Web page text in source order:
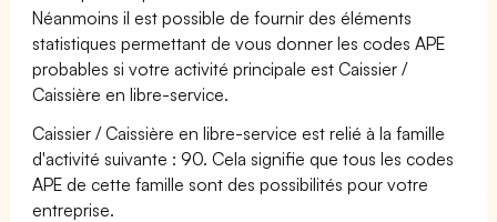
Néanmoins il est possible de fournir des éléments
statistiques permettant de vous donner les codes APE
probables si votre activité principale est Caissier /
Caissière en libre-service.
Caissier / Caissière en libre-service est relié à la famille
d'activité suivante : 90. Cela signifie que tous les codes
APE de cette famille sont des possibilités pour votre
entreprise.